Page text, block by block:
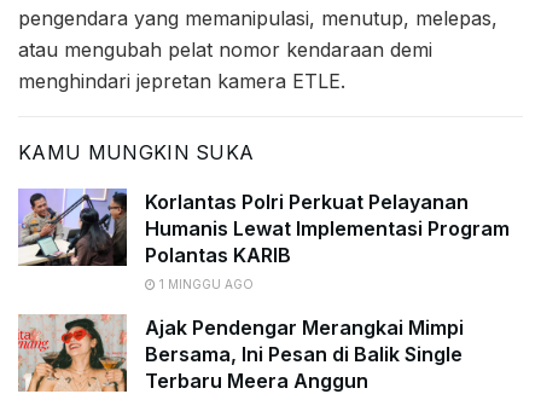
pengendara yang memanipulasi, menutup, melepas,
atau mengubah pelat nomor kendaraan demi
menghindari jepretan kamera ETLE.
KAMU MUNGKIN SUKA
Korlantas Polri Perkuat Pelayanan
Humanis Lewat Implementasi Program
Polantas KARIB
1 MINGGU AGO
Ajak Pendengar Merangkai Mimpi
Bersama, Ini Pesan di Balik Single
Terbaru Meera Anggun